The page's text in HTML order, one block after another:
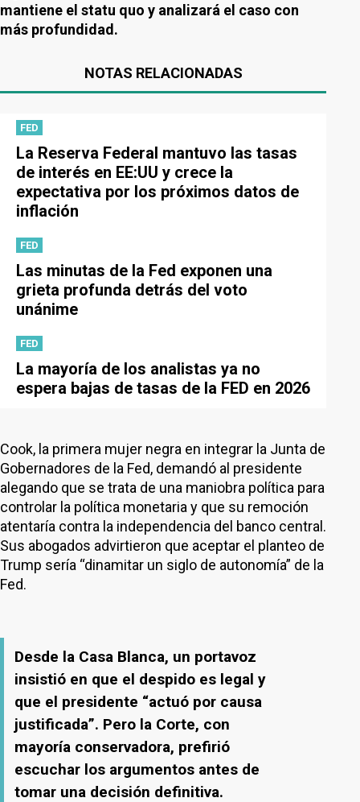
mantiene el statu quo y analizará el caso con
más profundidad.
NOTAS RELACIONADAS
FED
La Reserva Federal mantuvo las tasas
de interés en EE:UU y crece la
expectativa por los próximos datos de
inflación
FED
Las minutas de la Fed exponen una
grieta profunda detrás del voto
unánime
FED
La mayoría de los analistas ya no
espera bajas de tasas de la FED en 2026
Cook, la primera mujer negra en integrar la Junta de
Gobernadores de la Fed, demandó al presidente
alegando que se trata de una maniobra política para
controlar la política monetaria y que su remoción
atentaría contra la independencia del banco central.
Sus abogados advirtieron que aceptar el planteo de
Trump sería “dinamitar un siglo de autonomía” de la
Fed.
Desde la Casa Blanca, un portavoz
insistió en que el despido es legal y
que el presidente “actuó por causa
justificada”. Pero la Corte, con
mayoría conservadora, prefirió
escuchar los argumentos antes de
tomar una decisión definitiva.